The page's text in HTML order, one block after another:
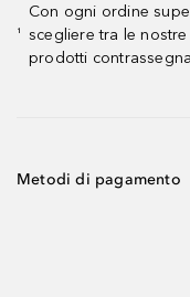
¹
Con ogni ordine
scegliere tra le
prodotti
Metodi di pagamento